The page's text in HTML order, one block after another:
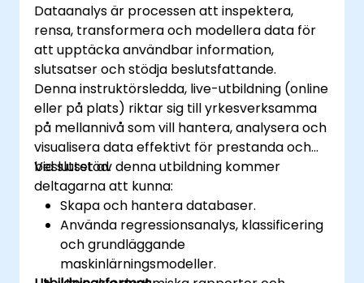
Implementera bästa praxis för
Elasticsearch- och Kibana-
administration, optimering och felsökning.
Dataanalys är processen att inspektera,
rensa, transformera och modellera data för
att upptäcka användbar information,
slutsatser och stödja beslutsfattande.
Denna instruktörsledda, live-utbildning (online
eller på plats) riktar sig till yrkesverksamma
på mellannivå som vill hantera, analysera och
visualisera data effektivt för prestanda och
beslutsstöd.
Vid slutet av denna utbildning kommer
deltagarna att kunna:
Skapa och hantera databaser.
Använda regressionsanalys, klassificering
och grundläggande
maskinlärningsmodeller.